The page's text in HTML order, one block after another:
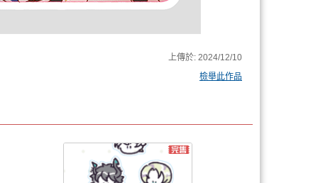
上傳於: 2024/12/10
檢舉此作品